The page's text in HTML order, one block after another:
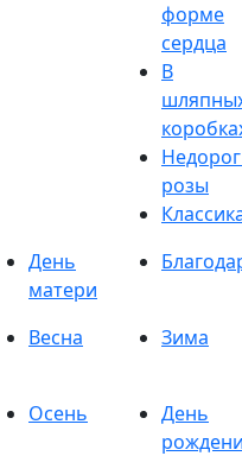
форме
сердца
В
розы
День
матери
Весна Зима
Осень
День